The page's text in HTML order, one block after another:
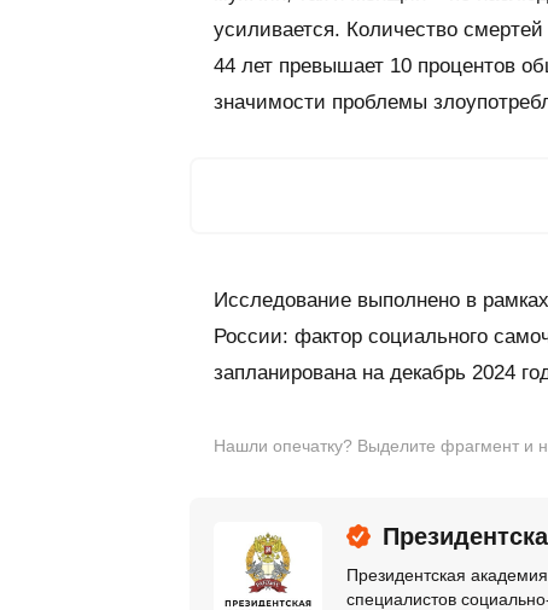
усиливается. Количество
44 лет превышает 10 процентов
значимости проблемы
Исследование выполнено в
России: фактор социального
запланирована на декабрь 2024
Нашли опечатку? Выделите фрагмент и
Президентская
специалистов